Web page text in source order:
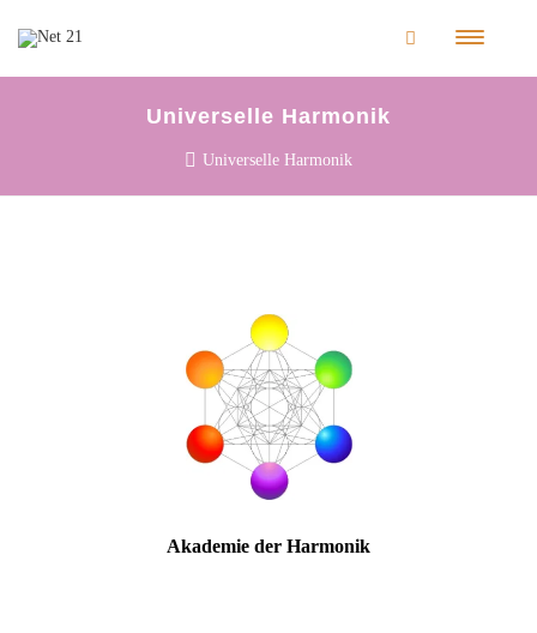
Universelle Harmonik
Universelle Harmonik
Akademie der Harmonik